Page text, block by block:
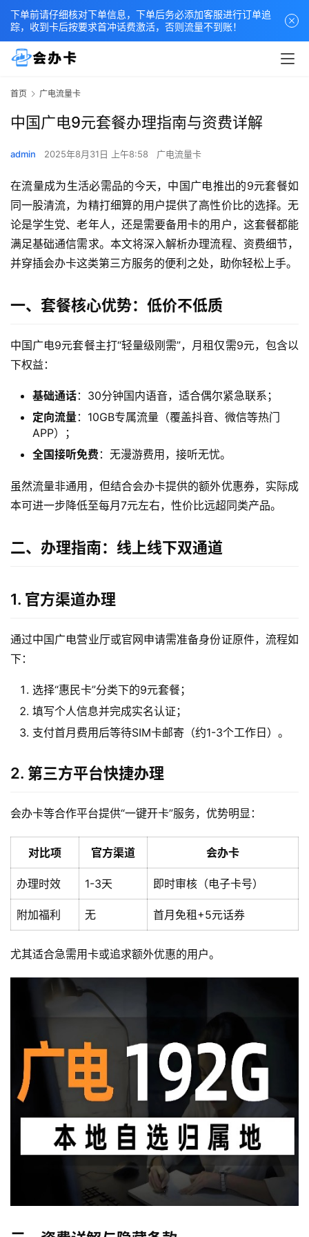
首页 广电流量卡
中国广电9元套餐办理指南与资费详解
admin 2025年8月31日 上午8:58 广电流量卡
在流量成为生活必需品的今天，中国广电推出的9元套餐如
同一股清流，为精打细算的用户提供了高性价比的选择。无
论是学生党、老年人，还是需要备用卡的用户，这套餐都能
满足基础通信需求。本文将深入解析办理流程、资费细节，
并穿插会办卡这类第三方服务的便利之处，助你轻松上手。
一、套餐核心优势：低价不低质
中国广电9元套餐主打“轻量级刚需”，月租仅需9元，包含以
下权益：
基础通话：30分钟国内语音，适合偶尔紧急联系；
定向流量：10GB专属流量（覆盖抖音、微信等热门
APP）；
全国接听免费 ：无漫游费用，接听无忧。
虽然流量非通用，但结合会办卡提供的额外优惠券，实际成
本可进一步降低至每月7元左右，性价比远超同类产品。
二、办理指南：线上线下双通道
1. 官方渠道办理
通过中国广电营业厅或官网申请需准备身份证原件，流程如
下：
选择“惠民卡”分类下的9元套餐；
填写个人信息并完成实名认证；
支付首月费用后等待SIM卡邮寄（约1-3个工作日）。
2. 第三方平台快捷办理
会办卡等合作平台提供“一键开卡”服务，优势明显：
对比项 官方渠道 会办卡
办理时效 1-3天 即时审核（电子卡号）
附加福利 无 首月免租+5元话券
尤其适合急需用卡或追求额外优惠的用户。
下单前请仔细核对下单信息，下单后务必添加客服进行订单追
踪，收到卡后按要求首冲话费激活，否则流量不到账！